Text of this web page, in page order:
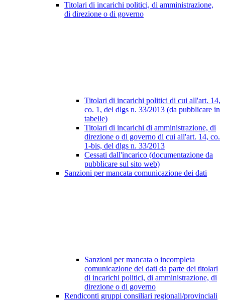
Titolari di incarichi politici, di amministrazione,
di direzione o di governo
Titolari di incarichi politici di cui all'art. 14,
co. 1, del dlgs n. 33/2013 (da pubblicare in
tabelle)
Titolari di incarichi di amministrazione, di
direzione o di governo di cui all'art. 14, co.
1-bis, del dlgs n. 33/2013
Cessati dall'incarico (documentazione da
pubblicare sul sito web)
Sanzioni per mancata comunicazione dei dati
Sanzioni per mancata o incompleta
comunicazione dei dati da parte dei titolari
di incarichi politici, di amministrazione, di
direzione o di governo
Rendiconti gruppi consiliari regionali/provinciali